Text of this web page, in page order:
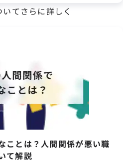
てさらに詳しく
ことは？人間関係が悪い職
て解説